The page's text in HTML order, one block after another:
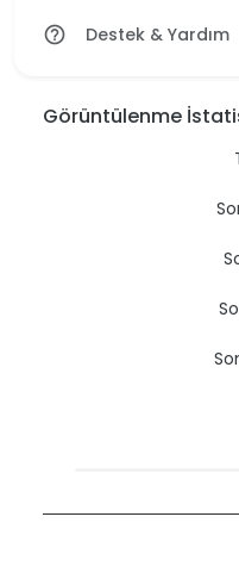
help_outline Destek & Yardım
Görüntülenme